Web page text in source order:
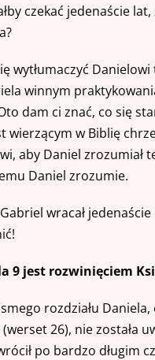
czekać jedenaście
wytłumaczyć
winnym
dam ci znać, co się
wierzącym w Biblię
aby Daniel zrozumiał
Daniel zrozumie.
wracał
9 jest rozwinięciem
rozdziału
26), nie została
po bardzo długim